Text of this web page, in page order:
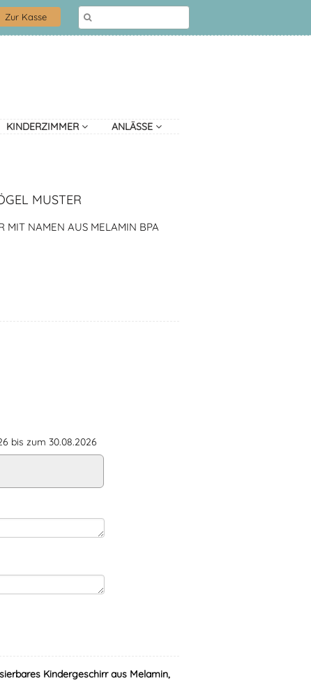
Zur Kasse
KINDERZIMMER ANLÄSSE
MUSTER
MIT NAMEN AUS MELAMIN BPA
bis zum 30.08.2026
Kindergeschirr aus Melamin,